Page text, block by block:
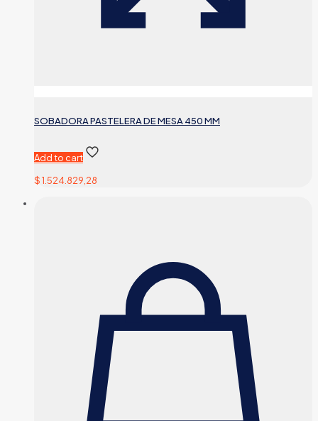
SOBADORA PASTELERA DE MESA 450 MM
Add to cart
$1.524.829,28